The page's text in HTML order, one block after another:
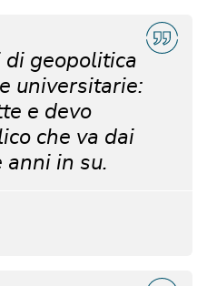
di geopolitica
universitarie:
e devo
che va dai
anni in su.